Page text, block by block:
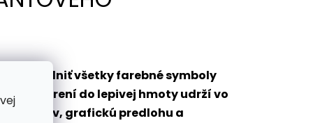
vyplniť všetky farebné symboly
ponorení do lepivej hmoty udrží vo
grafickú predlohu a